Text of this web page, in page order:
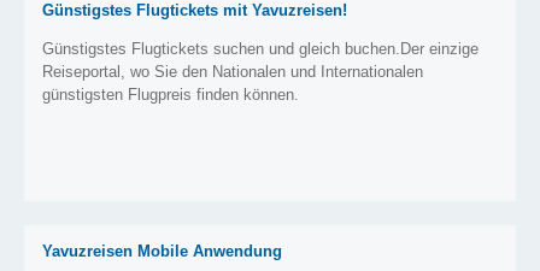
Günstigstes Flugtickets mit Yavuzreisen!
Günstigstes Flugtickets suchen und gleich buchen.Der einzige
Reiseportal, wo Sie den Nationalen und Internationalen
günstigsten Flugpreis finden können.
Yavuzreisen Mobile Anwendung